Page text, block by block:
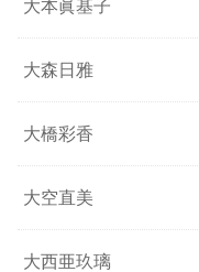
大本眞基子
大森日雅
大橋彩香
大空直美
大西亜玖璃